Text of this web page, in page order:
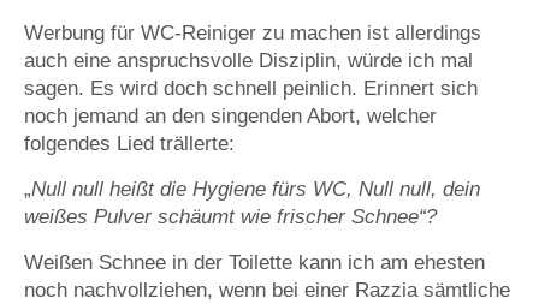
Werbung für WC-Reiniger zu machen ist allerdings
auch eine anspruchsvolle Disziplin, würde ich mal
sagen. Es wird doch schnell peinlich. Erinnert sich
noch jemand an den singenden Abort, welcher
folgendes Lied trällerte:
„Null null heißt die Hygiene fürs WC, Null null, dein
weißes Pulver schäumt wie frischer Schnee“?
Weißen Schnee in der Toilette kann ich am ehesten
noch nachvollziehen, wenn bei einer Razzia sämtliche